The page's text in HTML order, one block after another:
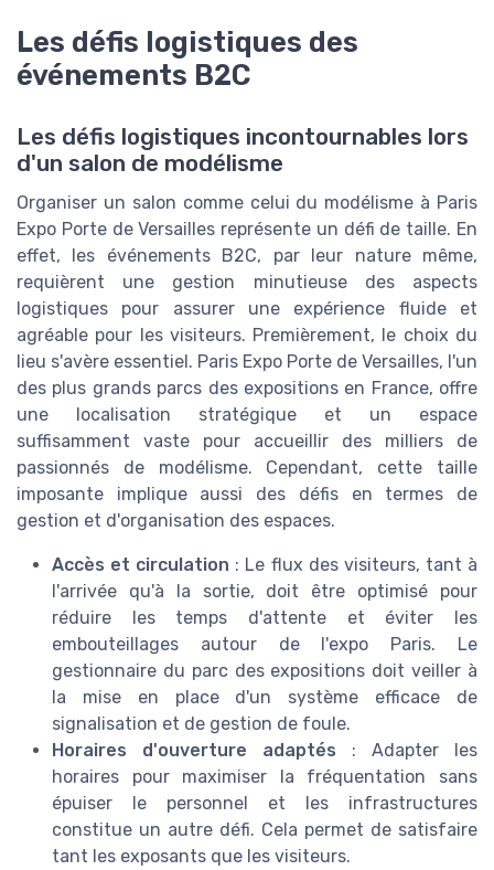
Les défis logistiques des
événements B2C
Les défis logistiques incontournables lors
d'un salon de modélisme
Organiser un salon comme celui du modélisme à Paris
Expo Porte de Versailles représente un défi de taille. En
effet, les événements B2C, par leur nature même,
requièrent une gestion minutieuse des aspects
logistiques pour assurer une expérience fluide et
agréable pour les visiteurs. Premièrement, le choix du
lieu s'avère essentiel. Paris Expo Porte de Versailles, l'un
des plus grands parcs des expositions en France, offre
une localisation stratégique et un espace
suffisamment vaste pour accueillir des milliers de
passionnés de modélisme. Cependant, cette taille
imposante implique aussi des défis en termes de
gestion et d'organisation des espaces.
Accès et circulation : Le flux des visiteurs, tant à
l'arrivée qu'à la sortie, doit être optimisé pour
réduire les temps d'attente et éviter les
embouteillages autour de l'expo Paris. Le
gestionnaire du parc des expositions doit veiller à
la mise en place d'un système efficace de
signalisation et de gestion de foule.
Horaires d'ouverture adaptés : Adapter les
horaires pour maximiser la fréquentation sans
épuiser le personnel et les infrastructures
constitue un autre défi. Cela permet de satisfaire
tant les exposants que les visiteurs.